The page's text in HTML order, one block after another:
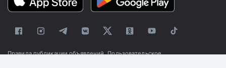
Правила публикации объявлений Пользовательское